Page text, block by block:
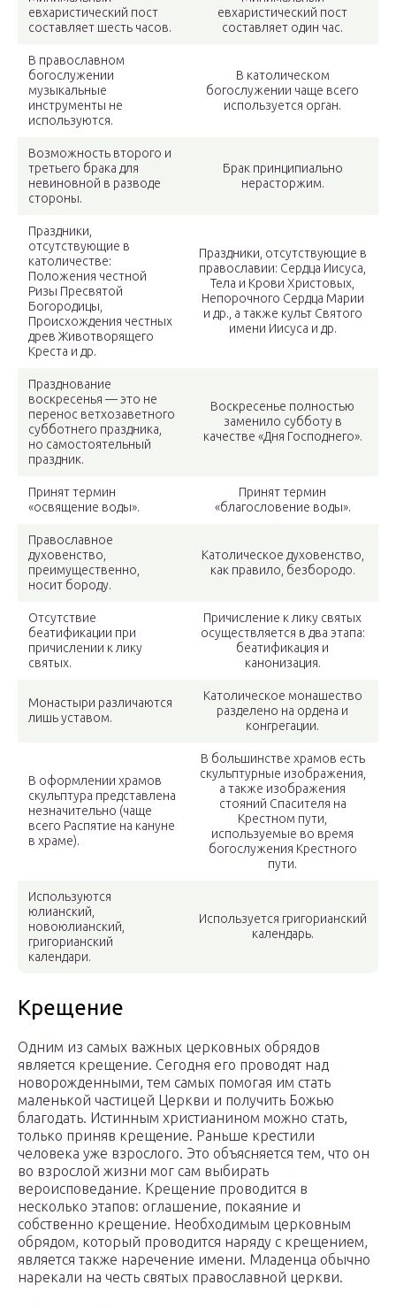
евхаристический пост
составляет шесть часов.
евхаристический пост
составляет один час.
В православном
богослужении
музыкальные
инструменты не
используются.
В католическом
богослужении чаще всего
используется орган.
Возможность второго и
третьего брака для
невиновной в разводе
стороны.
Брак принципиально
нерасторжим.
Праздники,
отсутствующие в
католичестве:
Положения честной
Ризы Пресвятой
Богородицы,
Происхождения честных
древ Животворящего
Креста и др.
Праздники, отсутствующие в
православии: Сердца Иисуса,
Тела и Крови Христовых,
Непорочного Сердца Марии
и др., а также культ Святого
имени Иисуса и др.
Празднование
воскресенья — это не
перенос ветхозаветного
субботнего праздника,
но самостоятельный
праздник.
Воскресенье полностью
заменило субботу в
качестве «Дня Господнего».
Принят термин
«освящение воды».
Принят термин
«благословение воды».
Православное
духовенство,
преимущественно,
носит бороду.
Католическое духовенство,
как правило, безбородо.
Отсутствие
беатификации при
причислении к лику
святых.
Причисление к лику святых
осуществляется в два этапа:
беатификация и
канонизация.
Монастыри различаются
лишь уставом.
Католическое монашество
разделено на ордена и
конгрегации.
В оформлении храмов
скульптура представлена
незначительно (чаще
всего Распятие на кануне
в храме).
В большинстве храмов есть
скульптурные изображения,
а также изображения
стояний Спасителя на
Крестном пути,
используемые во время
богослужения Крестного
пути.
Используются
юлианский,
новоюлианский,
григорианский
календари.
Используется григорианский
календарь.
Крещение
Одним из самых важных церковных обрядов
является крещение. Сегодня его проводят над
новорожденными, тем самых помогая им стать
маленькой частицей Церкви и получить Божью
благодать. Истинным христианином можно стать,
только приняв крещение. Раньше крестили
человека уже взрослого. Это объясняется тем, что он
во взрослой жизни мог сам выбирать
вероисповедание. Крещение проводится в
несколько этапов: оглашение, покаяние и
собственно крещение. Необходимым церковным
обрядом, который проводится наряду с крещением,
является также наречение имени. Младенца обычно
нарекали на честь святых православной церкви.